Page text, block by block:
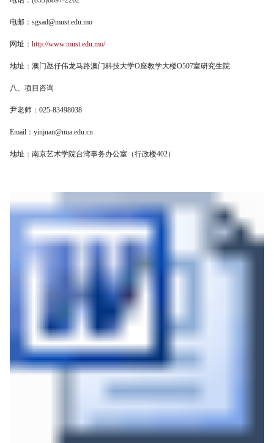
电邮：sgsad@must.edu.mo
网址： http://www.must.edu.mo/
地址：澳门氹仔伟龙马路澳门科技大学O座教学大楼O507室研究生院
八、项目咨询
尹老师：025-83498038
Email：yinjuan@nua.edu.cn
地址：南京艺术学院台湾事务办公室（行政楼402）